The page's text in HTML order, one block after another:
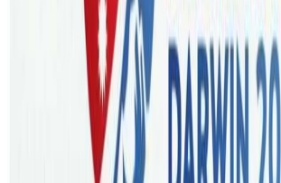
ब्रिजवेन/राज्य र क्षेत्रहरुका आ आफ्नै
संक्रमितका सम्पर्कमा आएका व्यक्तिहरुबिच नियम
हुदै आएको थियो । तर, अब संघिय सरकारले
कोभिड संक्रिमितका निकटतम सम्पर्कमा
मापदण्ड तयार पारेको छ । आज शुक्रबारदेखि